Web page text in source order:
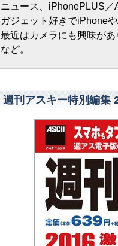
ニュース、iPhonePLUS／
ガジェット好きでiPhone
最近はカメラにも興味が
など。
週刊アスキー特別編集